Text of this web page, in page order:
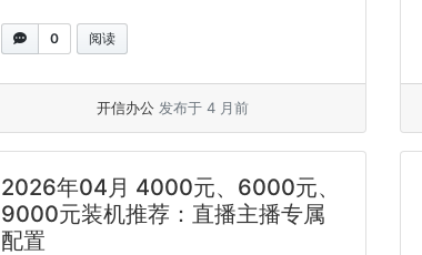
0 阅读
开信办公 发布于 4 月前
2026年04月 4000元、6000元、
9000元装机推荐：直播主播专属
配置